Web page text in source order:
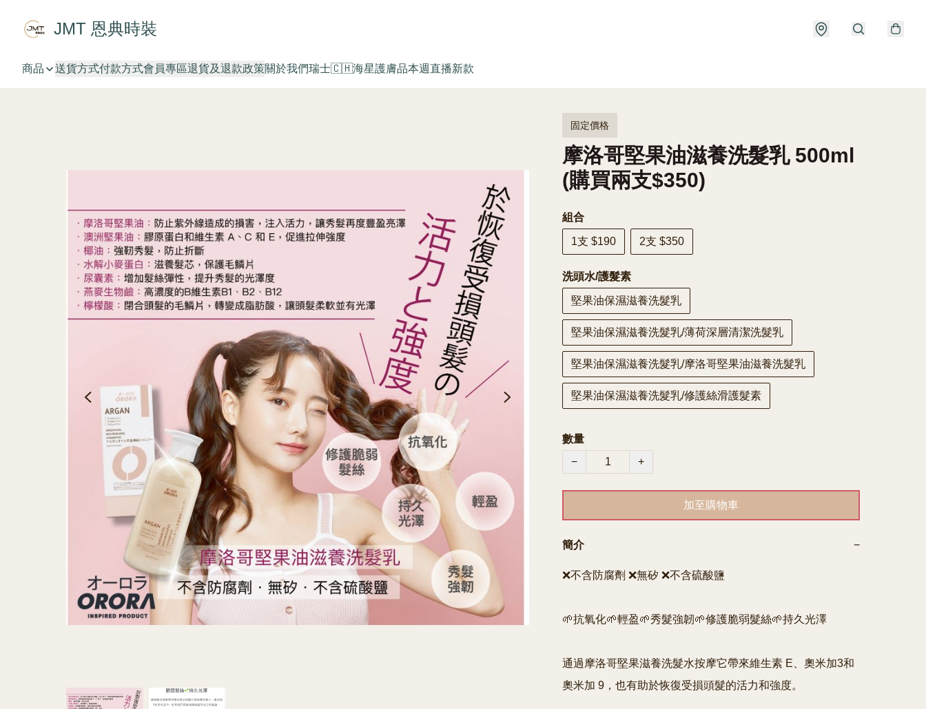
JMT 恩典時裝
商品 送貨方式付款方式會員專區退貨及退款政策關於我們瑞士🇨🇭海星護膚品本週直播新款
固定價格
摩洛哥堅果油滋養洗髮乳 500ml
(購買兩支$350)
組合
1支 $190 2支 $350
洗頭水/護髮素
堅果油保濕滋養洗髮乳
堅果油保濕滋養洗髮乳/薄荷深層清潔洗髮乳
堅果油保濕滋養洗髮乳/摩洛哥堅果油滋養洗髮乳
堅果油保濕滋養洗髮乳/修護絲滑護髮素
數量
−
+
加至購物車
簡介 −
❌不含防腐劑 ❌無矽 ❌不含硫酸鹽
🌱抗氧化🌱輕盈🌱秀髮強韌🌱修護脆弱髮絲🌱持久光澤
通過摩洛哥堅果滋養洗髮水按摩它帶來維生素 E、奧米加3和
奧米加 9，也有助於恢復受損頭髮的活力和強度。